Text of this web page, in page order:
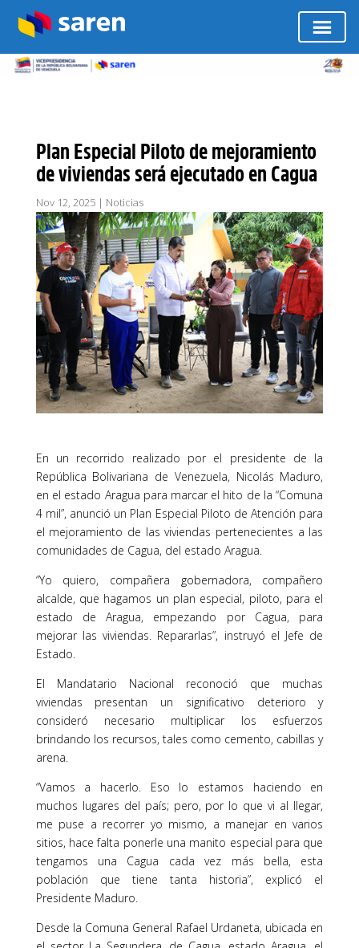
Plan Especial Piloto de mejoramiento
de viviendas será ejecutado en Cagua
Nov 12, 2025| Noticias
En un recorrido realizado por el presidente de la
República Bolivariana de Venezuela, Nicolás Maduro,
en el estado Aragua para marcar el hito de la “Comuna
4 mil”, anunció un Plan Especial Piloto de Atención para
el mejoramiento de las viviendas pertenecientes a las
comunidades de Cagua, del estado Aragua.
“Yo quiero, compañera gobernadora, compañero
alcalde, que hagamos un plan especial, piloto, para el
estado de Aragua, empezando por Cagua, para
mejorar las viviendas. Repararlas”, instruyó el Jefe de
Estado.
El Mandatario Nacional reconoció que muchas
viviendas presentan un significativo deterioro y
consideró necesario multiplicar los esfuerzos
brindando los recursos, tales como cemento, cabillas y
arena.
“Vamos a hacerlo. Eso lo estamos haciendo en
muchos lugares del país; pero, por lo que vi al llegar,
me puse a recorrer yo mismo, a manejar en varios
sitios, hace falta ponerle una manito especial para que
tengamos una Cagua cada vez más bella, esta
población que tiene tanta historia”, explicó el
Presidente Maduro.
Desde la Comuna General Rafael Urdaneta, ubicada en